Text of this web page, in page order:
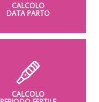
CALCOLO
DATA PARTO
CALCOLO